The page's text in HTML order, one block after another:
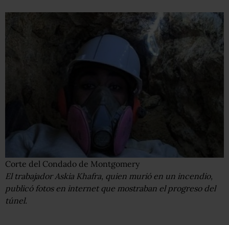
Corte del Condado de Montgomery
El trabajador Askia Khafra, quien murió en un incendio,
publicó fotos en internet que mostraban el progreso del
túnel.